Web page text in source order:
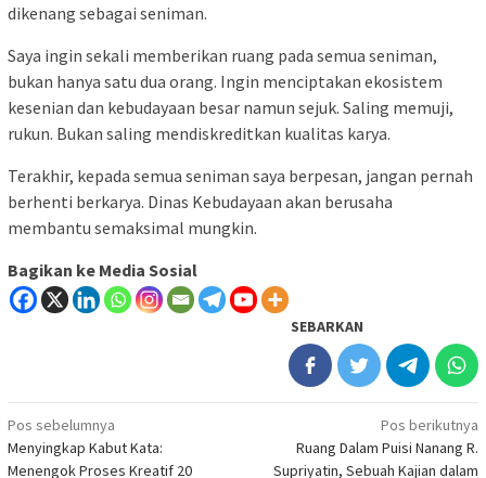
dikenang sebagai seniman.
Saya ingin sekali memberikan ruang pada semua seniman,
bukan hanya satu dua orang. Ingin menciptakan ekosistem
kesenian dan kebudayaan besar namun sejuk. Saling memuji,
rukun. Bukan saling mendiskreditkan kualitas karya.
Terakhir, kepada semua seniman saya berpesan, jangan pernah
berhenti berkarya. Dinas Kebudayaan akan berusaha
membantu semaksimal mungkin.
Bagikan ke Media Sosial
SEBARKAN
Navigasi
pos
Pos sebelumnya
Menyingkap Kabut Kata:
Menengok Proses Kreatif 20
Pos berikutnya
Ruang Dalam Puisi Nanang R.
Supriyatin, Sebuah Kajian dalam